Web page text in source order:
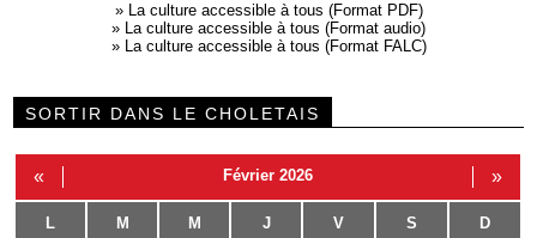
» La culture accessible à tous (Format PDF)
» La culture accessible à tous (Format audio)
» La culture accessible à tous (Format FALC)
SORTIR DANS LE CHOLETAIS
« Février 2026 »
L M M J V S D